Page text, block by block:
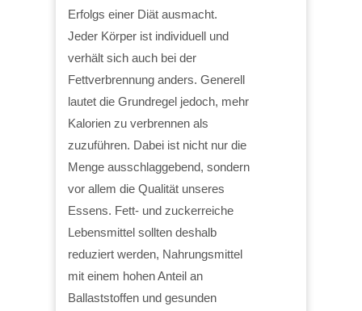
Erfolgs einer Diät ausmacht.
Jeder Körper ist individuell und
verhält sich auch bei der
Fettverbrennung anders. Generell
lautet die Grundregel jedoch, mehr
Kalorien zu verbrennen als
zuzuführen. Dabei ist nicht nur die
Menge ausschlaggebend, sondern
vor allem die Qualität unseres
Essens. Fett- und zuckerreiche
Lebensmittel sollten deshalb
reduziert werden, Nahrungsmittel
mit einem hohen Anteil an
Ballaststoffen und gesunden